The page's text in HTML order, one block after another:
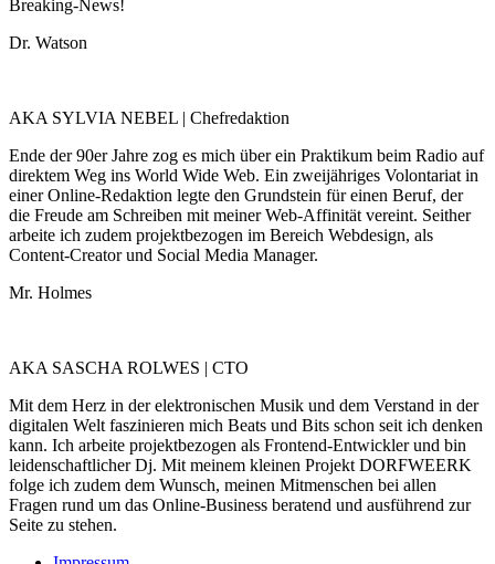
Breaking-News!
Dr. Watson
AKA SYLVIA NEBEL | Chefredaktion
Ende der 90er Jahre zog es mich über ein Praktikum beim Radio auf
direktem Weg ins World Wide Web. Ein zweijähriges Volontariat in
einer Online-Redaktion legte den Grundstein für einen Beruf, der
die Freude am Schreiben mit meiner Web-Affinität vereint. Seither
arbeite ich zudem projektbezogen im Bereich Webdesign, als
Content-Creator und Social Media Manager.
Mr. Holmes
AKA SASCHA ROLWES | CTO
Mit dem Herz in der elektronischen Musik und dem Verstand in der
digitalen Welt faszinieren mich Beats und Bits schon seit ich denken
kann. Ich arbeite projektbezogen als Frontend-Entwickler und bin
leidenschaftlicher Dj. Mit meinem kleinen Projekt DORFWEERK
folge ich zudem dem Wunsch, meinen Mitmenschen bei allen
Fragen rund um das Online-Business beratend und ausführend zur
Seite zu stehen.